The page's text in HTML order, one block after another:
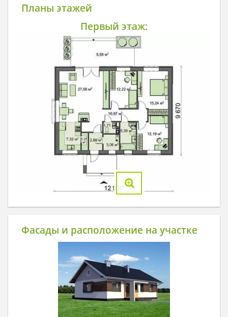
Планы этажей
Первый этаж:
Фасады и расположение на участке